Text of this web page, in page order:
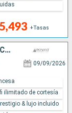
+Tasas
GROENLANDIA, BRASIL, REINO UNIDO, CANADÁ
09/09/2026
ilimitado de cortesía
& lujo incluido